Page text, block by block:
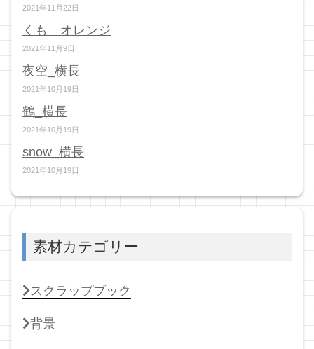
2021年11月22日
くも オレンジ
2021年11月9日
夜空_横長
2021年10月19日
鶴_横長
2021年10月19日
snow_横長
2021年10月19日
素材カテゴリー
スクラップブック
背景